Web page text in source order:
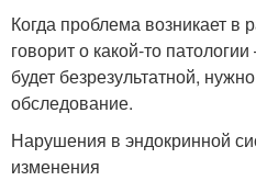
Когда проблема возникает в
говорит о какой-то
будет безрезультатной,
обследование.
Нарушения в эндокринной
изменения